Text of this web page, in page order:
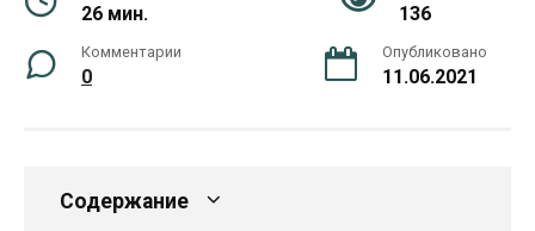
26 мин. 136
Комментарии
0
Опубликовано
11.06.2021
Содержание